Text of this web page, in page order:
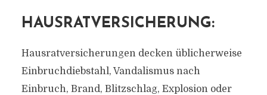
HAUSRATVERSICHERUNG:
Hausratversicherungen decken üblicherweise
Einbruchdiebstahl, Vandalismus nach
Einbruch, Brand, Blitzschlag, Explosion oder